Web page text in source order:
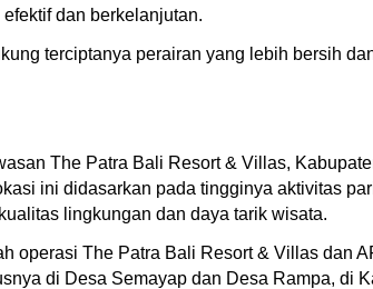
dan berkelanjutan.
terciptanya perairan yang lebih bersih
The Patra Bali Resort & Villas,
ini didasarkan pada tingginya aktivitas
lingkungan dan daya tarik wisata.
operasi The Patra Bali Resort & Villas dan
di Desa Semayap dan Desa Rampa, di